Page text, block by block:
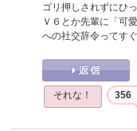
ゴリ押しされずにひ
Ｖ６とか先輩に「可
への社交辞令ってすぐ
それな！ 356